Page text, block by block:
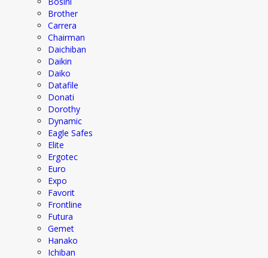
Brother
Carrera
Chairman
Daichiban
Daikin
Daiko
Datafile
Donati
Dorothy
Dynamic
Eagle Safes
Elite
Ergotec
Euro
Expo
Favorit
Frontline
Futura
Gemet
Hanako
Ichiban